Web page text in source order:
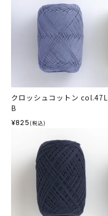
クロッシュコットン col.47L
B
¥825 (税込)